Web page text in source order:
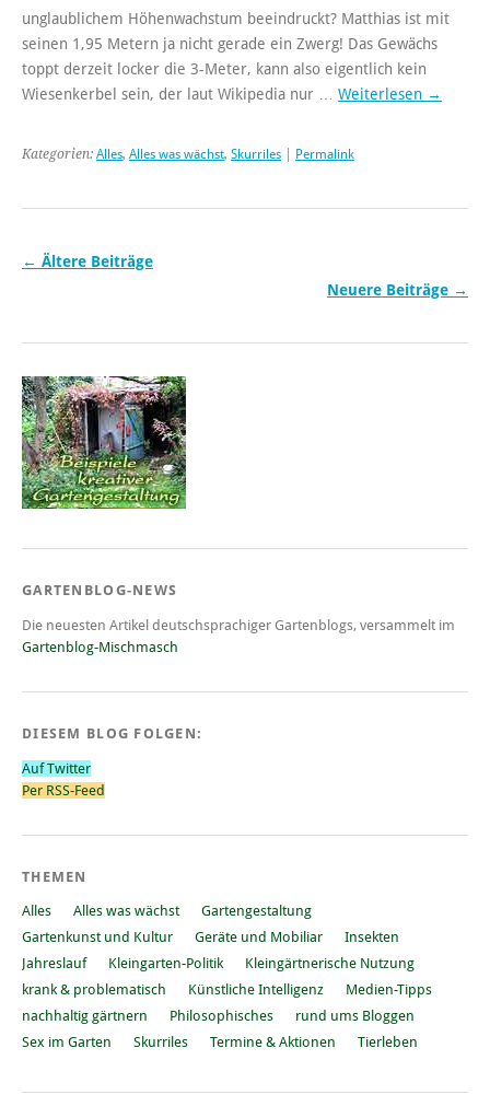
unglaublichem Höhenwachstum beeindruckt? Matthias ist mit
seinen 1,95 Metern ja nicht gerade ein Zwerg! Das Gewächs
toppt derzeit locker die 3-Meter, kann also eigentlich kein
Wiesenkerbel sein, der laut Wikipedia nur … Weiterlesen →
Kategorien: Alles, Alles was wächst, Skurriles Permalink
← Ältere Beiträge
Neuere Beiträge →
GARTENBLOG-NEWS
Die neuesten Artikel deutschsprachiger Gartenblogs, versammelt im
Gartenblog-Mischmasch
DIESEM BLOG FOLGEN:
Auf Twitter
Per RSS-Feed
THEMEN
Alles Alles was wächst
Gartengestaltung
Gartenkunst und Kultur
Geräte und Mobiliar
Insekten
Jahreslauf
Kleingarten-Politik
Kleingärtnerische Nutzung
krank & problematisch
Künstliche Intelligenz
Medien-Tipps
nachhaltig gärtnern
Philosophisches
rund ums Bloggen
Sex im Garten
Skurriles Termine & Aktionen Tierleben